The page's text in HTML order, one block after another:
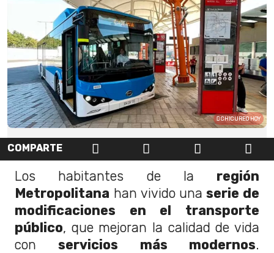
CHICUREO HOY
COMPARTE
Los habitantes de la región
Metropolitana han vivido una serie de
modificaciones en el transporte
público, que mejoran la calidad de vida
conservicios más modernos.